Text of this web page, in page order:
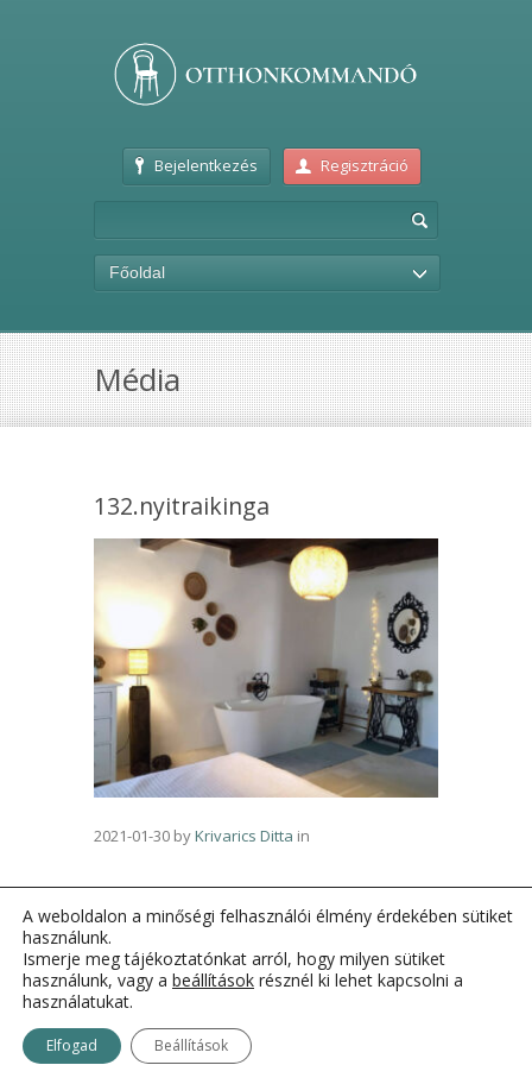
Bejelentkezés Regisztráció
Főoldal
Média
132.nyitraikinga
2021-01-30 byKrivarics Ditta in
OtthonKommandó © 2011-2021
A weboldalon a minőségi felhasználói élmény érdekében sütiket
használunk.
Ismerje meg tájékoztatónkat arról, hogy milyen sütiket
használunk, vagy a beállítások résznél ki lehet kapcsolni a
használatukat.
Elfogad Beállítások